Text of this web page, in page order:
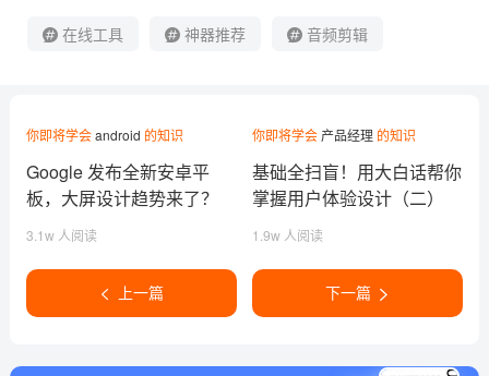
在线工具 神器推荐 音频剪辑
你即将学会android 的知识
Google 发布全新安卓平
板，大屏设计趋势来了？
3.1w 人阅读
上一篇
你即将学会 产品经理 的知识
基础全扫盲！用大白话帮你
掌握用户体验设计（二）
1.9w 人阅读
下一篇